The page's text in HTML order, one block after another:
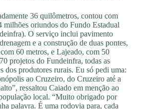
36 quilômetros, contou com
milhões oriundos do Fundo Estadual
O serviço inclui pavimento
e a construção de duas pontes,
60 metros, e Lajeado, com 50
projetos do Fundeinfra, todas as
dos produtores rurais. Eu só pedi uma:
ao Cruzeiro, do Cruzeiro até a
ressaltou Caiado em menção ao
local. “Muito obrigado por
palavra. É uma rodovia para, cada